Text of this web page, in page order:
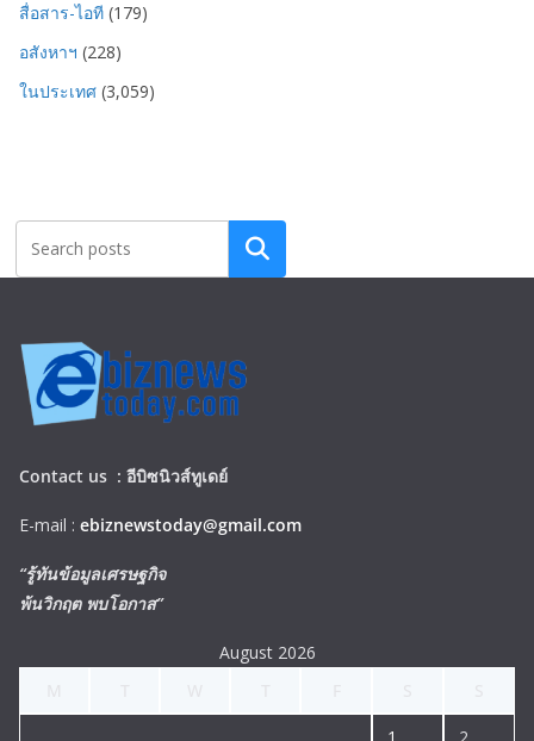
สื่อสาร-ไอที (179)
อสังหาฯ (228)
ในประเทศ (3,059)
Search
Contact us : อีบิซนิวส์ทูเดย์
E-mail : ebiznewstoday@gmail.com
“รู้ทันข้อมูลเศรษฐกิจ
พ้นวิกฤต พบโอกาส”
August 2026